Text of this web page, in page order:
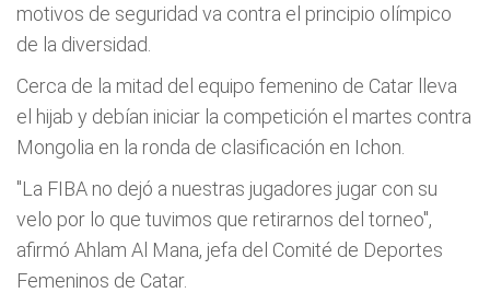
motivos de seguridad va contra el principio olímpico
de la diversidad.
Cerca de la mitad del equipo femenino de Catar lleva
el hijab y debían iniciar la competición el martes contra
Mongolia en la ronda de clasificación en Ichon.
"La FIBA no dejó a nuestras jugadores jugar con su
velo por lo que tuvimos que retirarnos del torneo",
afirmó Ahlam Al Mana, jefa del Comité de Deportes
Femeninos de Catar.